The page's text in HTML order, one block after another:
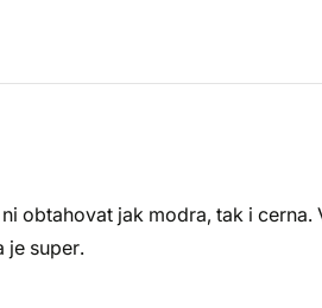
obtahovat jak modra, tak i cerna.
je super.